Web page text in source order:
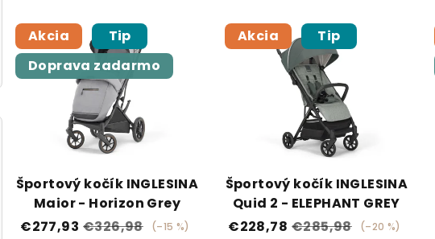
Výpis produktov
Akcia
Tip
Doprava zadarmo
Športový kočík INGLESINA
Maior - Horizon Grey
€277,93 €326,98 (–15 %)
Akcia Tip
Športový kočík INGLESINA
Quid 2 - ELEPHANT GREY
€228,78 €285,98 (–20 %)